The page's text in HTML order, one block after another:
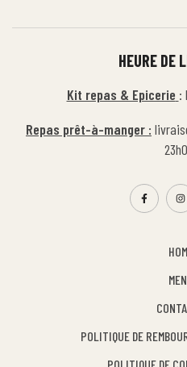
POLITIQUE DE
POLITIQUE DE
HEURE DE
Kit repas & Epicerie :
Repas prêt-à-manger :